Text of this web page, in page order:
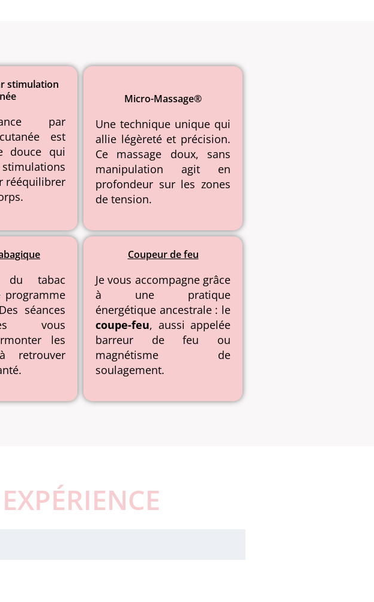
stimulation
par
est
douce qui
rééquilibrer
Micro-Massage®️
Une technique unique qui
allie légèreté et précision.
Ce massage doux, sans
manipulation agit en
profondeur sur les zones
de tension.
du tabac
programme
séances
vous
les
retrouver
Coupeur de feu
Je vous accompagne grâce
à une pratique
énergétique ancestrale : le
coupe-feu, aussi appelée
barreur de feu ou
magnétisme de
soulagement.